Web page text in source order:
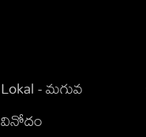
Lokal - మగువ
వినోదం